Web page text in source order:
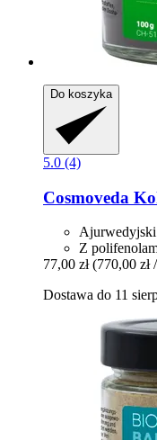
Do koszyka
5.0 (4)
Cosmoveda
Ajurwedyjski
Z
77,00 zł (770,00 zł
Dostawa do 11